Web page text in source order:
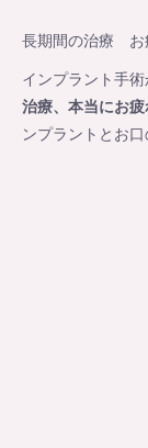
長期間の治療 お
インプラント手
治療、本当にお
ンプラントとお